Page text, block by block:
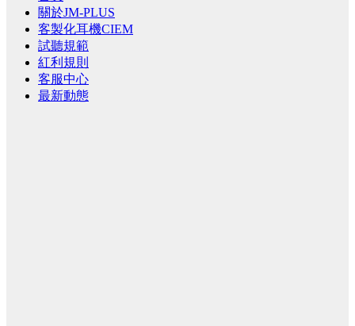
關於JM-PLUS
客製化耳機CIEM
試聽規範
紅利規則
客服中心
最新動態